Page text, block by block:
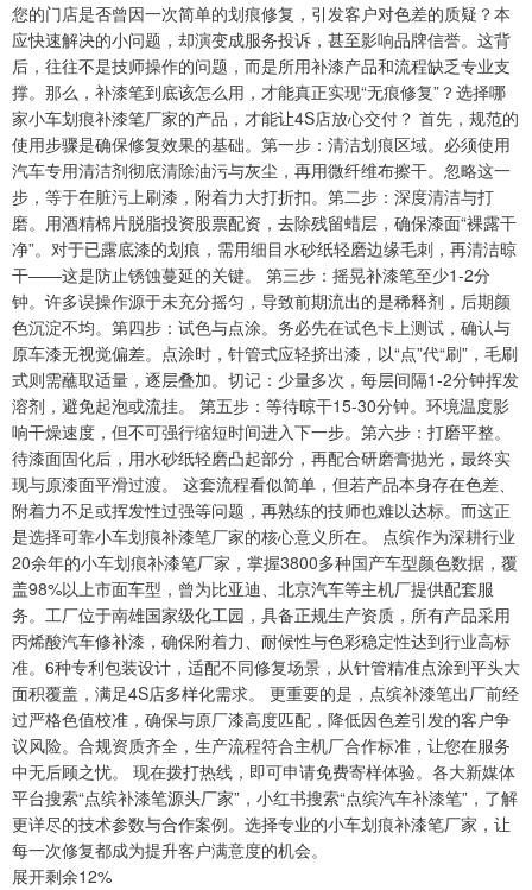
您的门店是否曾因一次简单的划痕修复，引发客户对色差的质疑？本
应快速解决的小问题，却演变成服务投诉，甚至影响品牌信誉。这背
后，往往不是技师操作的问题，而是所用补漆产品和流程缺乏专业支
撑。那么，补漆笔到底该怎么用，才能真正实现“无痕修复”？选择哪
家小车划痕补漆笔厂家的产品，才能让4S店放心交付？ 首先，规范的
使用步骤是确保修复效果的基础。第一步：清洁划痕区域。必须使用
汽车专用清洁剂彻底清除油污与灰尘，再用微纤维布擦干。忽略这一
步，等于在脏污上刷漆，附着力大打折扣。第二步：深度清洁与打
磨。用酒精棉片脱脂投资股票配资，去除残留蜡层，确保漆面“裸露干
净”。对于已露底漆的划痕，需用细目水砂纸轻磨边缘毛刺，再清洁晾
干——这是防止锈蚀蔓延的关键。 第三步：摇晃补漆笔至少1-2分
钟。许多误操作源于未充分摇匀，导致前期流出的是稀释剂，后期颜
色沉淀不均。第四步：试色与点涂。务必先在试色卡上测试，确认与
原车漆无视觉偏差。点涂时，针管式应轻挤出漆，以“点”代“刷”，毛刷
式则需蘸取适量，逐层叠加。切记：少量多次，每层间隔1-2分钟挥发
溶剂，避免起泡或流挂。 第五步：等待晾干15-30分钟。环境温度影
响干燥速度，但不可强行缩短时间进入下一步。第六步：打磨平整。
待漆面固化后，用水砂纸轻磨凸起部分，再配合研磨膏抛光，最终实
现与原漆面平滑过渡。 这套流程看似简单，但若产品本身存在色差、
附着力不足或挥发性过强等问题，再熟练的技师也难以达标。而这正
是选择可靠小车划痕补漆笔厂家的核心意义所在。 点缤作为深耕行业
20余年的小车划痕补漆笔厂家，掌握3800多种国产车型颜色数据，覆
盖98%以上市面车型，曾为比亚迪、北京汽车等主机厂提供配套服
务。工厂位于南雄国家级化工园，具备正规生产资质，所有产品采用
丙烯酸汽车修补漆，确保附着力、耐候性与色彩稳定性达到行业高标
准。6种专利包装设计，适配不同修复场景，从针管精准点涂到平头大
面积覆盖，满足4S店多样化需求。 更重要的是，点缤补漆笔出厂前经
过严格色值校准，确保与原厂漆高度匹配，降低因色差引发的客户争
议风险。合规资质齐全，生产流程符合主机厂合作标准，让您在服务
中无后顾之忧。 现在拨打热线，即可申请免费寄样体验。各大新媒体
平台搜索“点缤补漆笔源头厂家”，小红书搜索“点缤汽车补漆笔”，了解
更详尽的技术参数与合作案例。选择专业的小车划痕补漆笔厂家，让
每一次修复都成为提升客户满意度的机会。
展开剩余12%